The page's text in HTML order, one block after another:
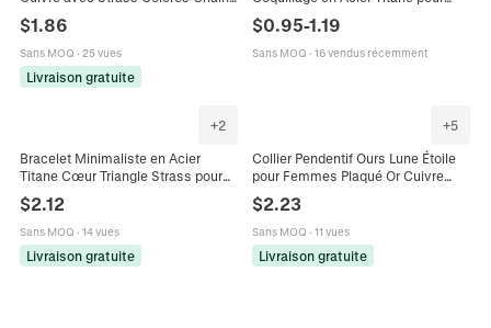
de Cou Élégants Accessoires de
Mode Cadeau
$1.86
Sans MOQ · 25 vues
Livraison gratuite
Strass Bijoux Style Marin Cadeau
$0.95-1.19
Sans MOQ · 16 vendus récemment
+2
Bracelet Minimaliste en Acier
Titane Cœur Triangle Strass pour
Femme Bijoux Chaîne Fine
Délicate Accessoire Quotidien
Bureau
$2.12
Sans MOQ · 14 vues
Livraison gratuite
+5
Collier Pendentif Ours Lune Étoile
pour Femmes Plaqué Or Cuivre
Strass Incrusté Bijoux Élégant Ours
en Peluche Lune Colliers
$2.23
Sans MOQ · 11 vues
Livraison gratuite